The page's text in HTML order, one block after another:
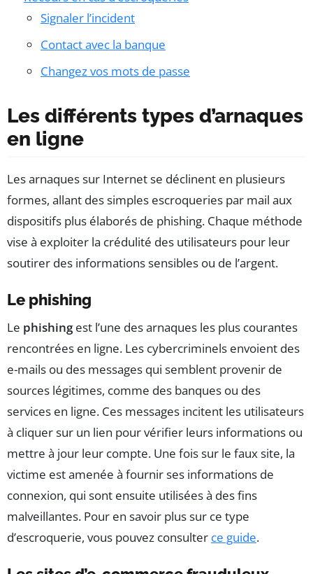
Signaler l’incident
Contact avec la banque
Changez vos mots de passe
Les différents types d’arnaques
en ligne
Les arnaques sur Internet se déclinent en plusieurs
formes, allant des simples escroqueries par mail aux
dispositifs plus élaborés de phishing. Chaque méthode
vise à exploiter la crédulité des utilisateurs pour leur
soutirer des informations sensibles ou de l’argent.
Le phishing
Le phishingest l’une des arnaques les plus courantes
rencontrées en ligne. Les cybercriminels envoient des
e-mails ou des messages qui semblent provenir de
sources légitimes, comme des banques ou des
services en ligne. Ces messages incitent les utilisateurs
à cliquer sur un lien pour vérifier leurs informations ou
mettre à jour leur compte. Une fois sur le faux site, la
victime est amenée à fournir ses informations de
connexion, qui sont ensuite utilisées à des fins
malveillantes. Pour en savoir plus sur ce type
d’escroquerie, vous pouvez consulter ce guide.